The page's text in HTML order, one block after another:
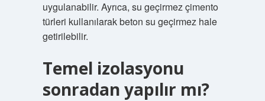
uygulanabilir. Ayrıca, su geçirmez çimento
türleri kullanılarak beton su geçirmez hale
getirilebilir.
Temel izolasyonu
sonradan yapılır mı?